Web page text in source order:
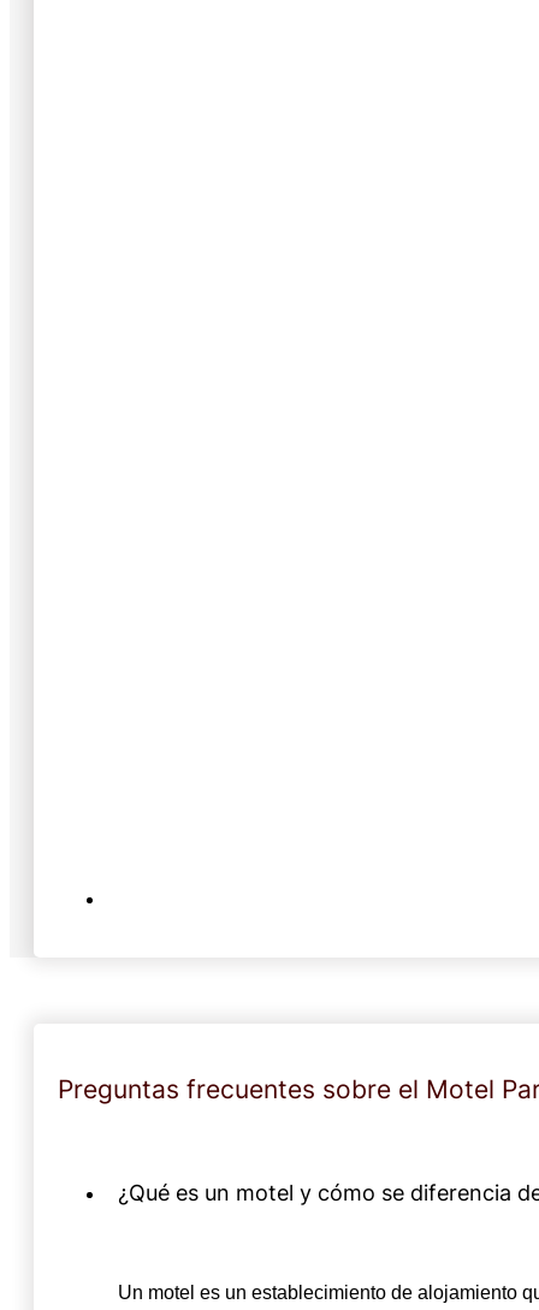
Preguntas frecuentes sobre el Motel
¿Qué es un motel y cómo se diferencia
Un motel es un establecimiento de alojamiento